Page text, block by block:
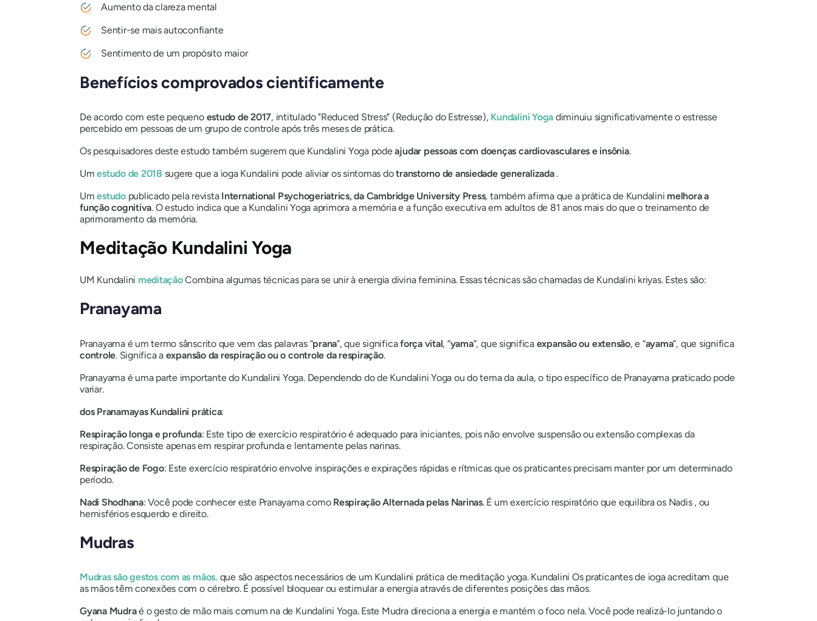
Aumento da clareza mental
Sentir-se mais autoconfiante
Sentimento de um propósito maior
Benefícios comprovados cientificamente
De acordo com este pequeno estudo de 2017, intitulado "Reduced Stress" (Redução do Estresse), Kundalini Yoga diminuiu significativamente o estresse
percebido em pessoas de um grupo de controle após três meses de prática.
Os pesquisadores deste estudo também sugerem que Kundalini Yoga podeajudar pessoas com doenças cardiovasculares e insônia.
Umestudo de 2018 sugere que a ioga Kundalini pode aliviar os sintomas dotranstorno de ansiedade generalizada.
Um estudo publicado pela revista International Psychogeriatrics, da Cambridge University Press, também afirma que a práticade Kundalini melhora a
função cognitiva. O estudo indica que a Kundalini Yoga aprimora a memória e a função executiva em adultos de 81 anos mais do que o treinamento de
aprimoramento da memória.
Meditação KundaliniYoga
UM Kundalini meditaçãoCombina algumas técnicas para se unir à energia divina feminina. Essas técnicas são chamadas de Kundalini kriyas. Estes são:
Pranayama
Pranayamaé um termo sânscrito que vem das palavras “prana”, que significaforça vital, “yama”, que significa expansão ou extensão, e “ayama”, que significa
controle. Significa a expansão da respiração ou o controle da respiração.
Pranayama é uma parte importante do Kundalini Yoga. Dependendo dode Kundalini Yoga ou do tema da aula, o tipo específico de Pranayama praticado pode
variar.
dos Pranamayas Kundalini prática:
Respiração longa e profunda: Este tipo de exercício respiratório é adequado para iniciantes, pois não envolve suspensão ou extensão complexas da
respiração. Consiste apenas em respirar profunda e lentamente pelas narinas.
Respiração de Fogo: Este exercício respiratório envolve inspirações e expirações rápidas e rítmicas que os praticantes precisam manter por um determinado
período.
Nadi Shodhana: Você pode conhecer este Pranayamacomo Respiração Alternada pelas Narinas. É um exercício respiratório que equilibra os Nadis, ou
hemisférios esquerdo e direito.
Mudras
Mudrassão gestos com as mãos. que são aspectos necessários de um Kundalini prática de meditação yoga. Kundalini Os praticantes de ioga acreditam que
as mãos têm conexões com o cérebro. É possível bloquear ou estimular a energia através de diferentes posições das mãos.
Gyana Mudraé o gesto de mão mais comum na de Kundalini Yoga. Este Mudradireciona a energia e mantém o foco nela. Você pode realizá-lo juntando o